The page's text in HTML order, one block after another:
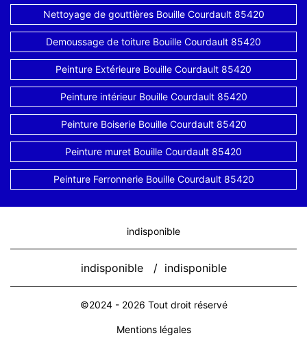
Nettoyage de gouttières Bouille Courdault 85420
Demoussage de toiture Bouille Courdault 85420
Peinture Extérieure Bouille Courdault 85420
Peinture intérieur Bouille Courdault 85420
Peinture Boiserie Bouille Courdault 85420
Peinture muret Bouille Courdault 85420
Peinture Ferronnerie Bouille Courdault 85420
indisponible
indisponible / indisponible
©2024 - 2026 Tout droit réservé
Mentions légales